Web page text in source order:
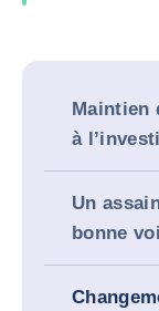
Maintien
à
Un
bonne